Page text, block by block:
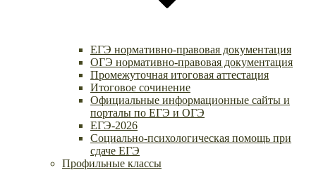
ЕГЭ нормативно-правовая документация
ОГЭ нормативно-правовая документация
Промежуточная итоговая аттестация
Итоговое сочинение
Официальные информационные сайты и
порталы по ЕГЭ и ОГЭ
ЕГЭ-2026
Социально-психологическая помощь при
сдаче ЕГЭ
Профильные классы